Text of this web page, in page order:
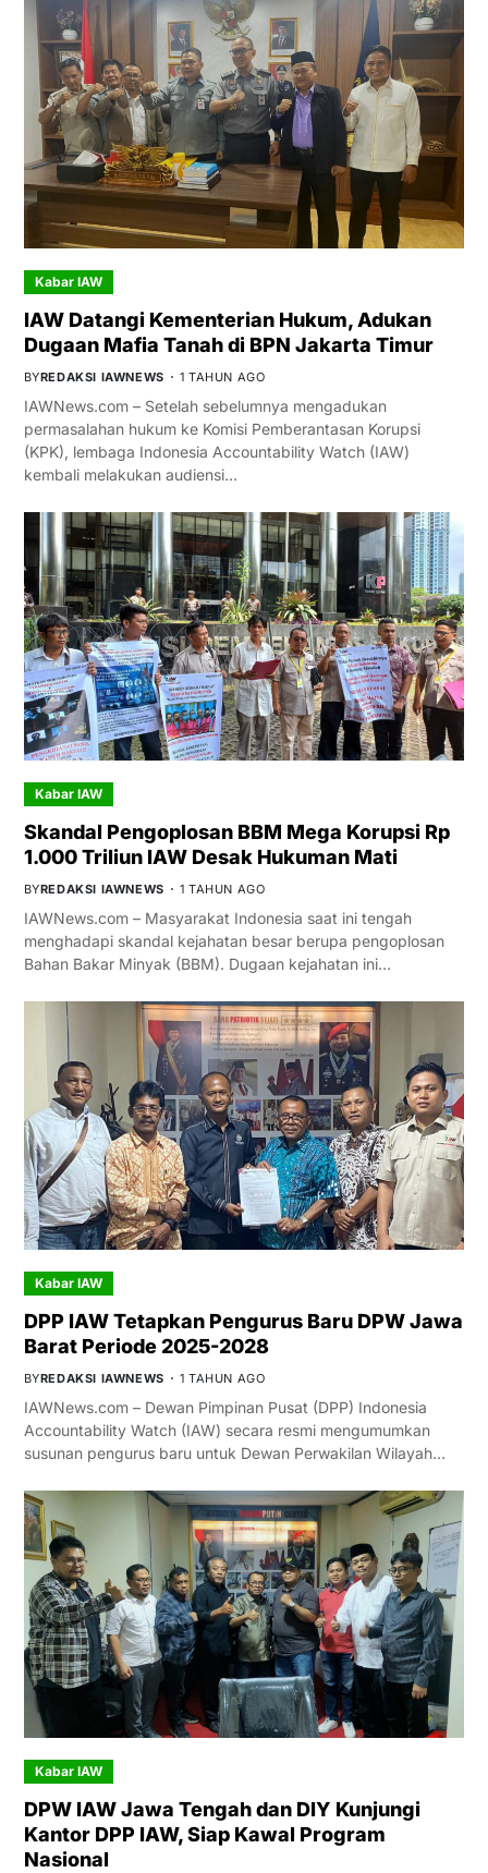
Kabar IAW
IAW Datangi Kementerian Hukum, Adukan
Dugaan Mafia Tanah di BPN Jakarta Timur
BYREDAKSI IAWNEWS 1 TAHUN AGO
IAWNews.com – Setelah sebelumnya mengadukan
permasalahan hukum ke Komisi Pemberantasan Korupsi
(KPK), lembaga Indonesia Accountability Watch (IAW)
kembali melakukan audiensi…
Kabar IAW
Skandal Pengoplosan BBM Mega Korupsi Rp
1.000 Triliun IAW Desak Hukuman Mati
BYREDAKSI IAWNEWS 1 TAHUN AGO
IAWNews.com – Masyarakat Indonesia saat ini tengah
menghadapi skandal kejahatan besar berupa pengoplosan
Bahan Bakar Minyak (BBM). Dugaan kejahatan ini…
Kabar IAW
DPP IAW Tetapkan Pengurus Baru DPW Jawa
Barat Periode 2025-2028
BYREDAKSI IAWNEWS 1 TAHUN AGO
IAWNews.com – Dewan Pimpinan Pusat (DPP) Indonesia
Accountability Watch (IAW) secara resmi mengumumkan
susunan pengurus baru untuk Dewan Perwakilan Wilayah…
Kabar IAW
DPW IAW Jawa Tengah dan DIY Kunjungi
Kantor DPP IAW, Siap Kawal Program
Nasional